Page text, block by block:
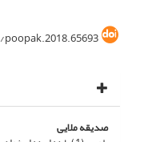
poopak.2018.65693
صدیقه ملایی